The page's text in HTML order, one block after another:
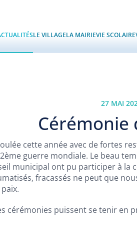
LE VILLAGELA MAIRIEVIE SCOLAIRE
27 MAI
Cérémonie
cette année avec de fortes
guerre mondiale. Le beau
municipal ont pu participer à la
fracassés ne peut que
cérémonies puissent se tenir en